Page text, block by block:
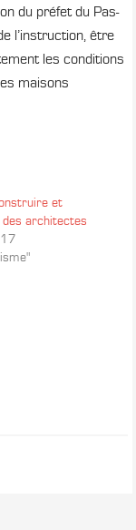
du préfet du Pas-
l’instruction, être
les conditions
maisons
et
architectes